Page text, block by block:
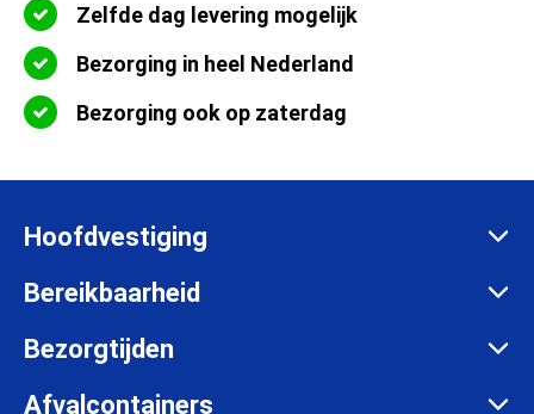
Zelfde dag levering mogelijk
Bezorging in heel Nederland
Bezorging ook op zaterdag
Hoofdvestiging
Zadelmakersstraat 26
info@afvalcontainerbestellen.nl
Bereikbaarheid
Maandag t/m vrijdag:
Bezorgtijden
Maandag t/m vrijdag:
Afvalcontainers